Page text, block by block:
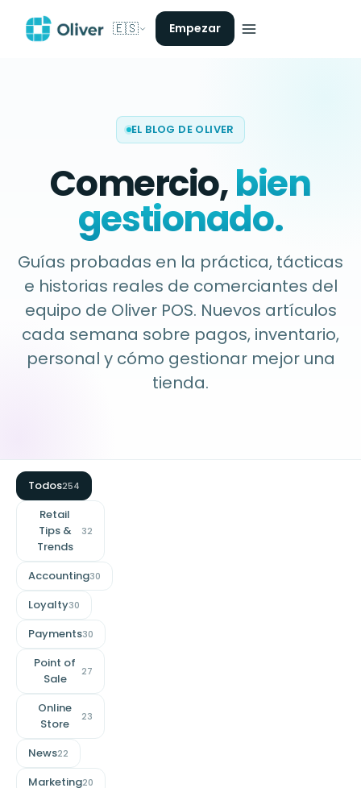
🇪🇸 Empezar
EL BLOG DE OLIVER
Comercio,bien
gestionado.
Guías probadas en la práctica, tácticas
e historias reales de comerciantes del
equipo de Oliver POS. Nuevos artículos
cada semana sobre pagos, inventario,
personal y cómo gestionar mejor una
tienda.
Todos254
Retail
Tips &
Trends
32
Accounting30
Loyalty30
Payments30
Point of
Sale
27
Online
Store
23
News22
Marketing20